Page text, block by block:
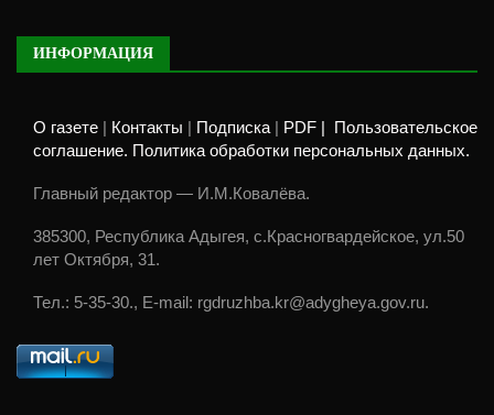
ИНФОРМАЦИЯ
О газете Контакты Подписка PDF |
Пользовательское
соглашение. Политика обработки персональных данных.
Главный редактор — И.М.Ковалёва.
385300, Республика Адыгея, с.Красногвардейское, ул.50
лет Октября, 31.
Тел.: 5-35-30., E-mail: rgdruzhba.kr@adygheya.gov.ru.